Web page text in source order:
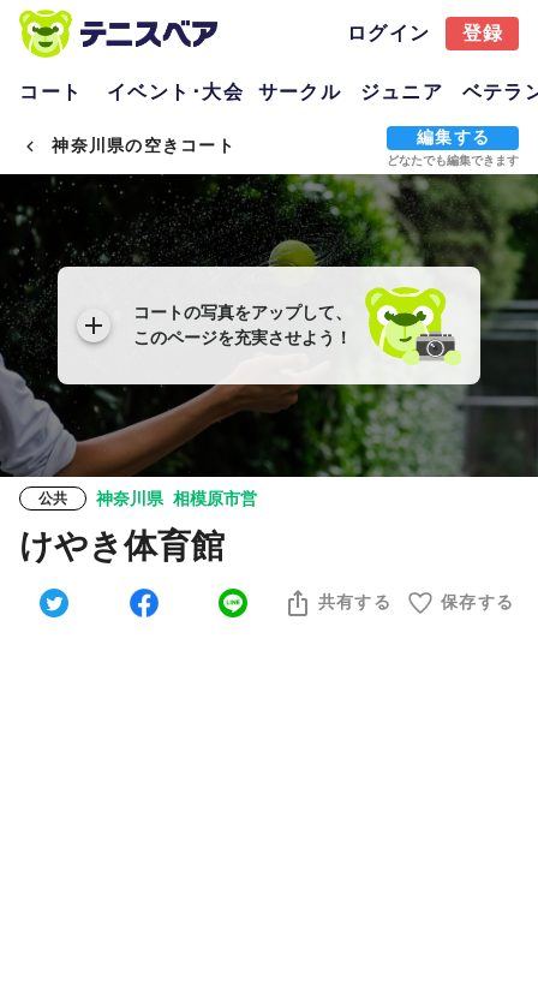
ログイン 登録
コート イベント･大会 サークル ジュニア ベテラ
神奈川県の空きコート 編集する
どなたでも編集できます
コートの写真をアップして、
このページを充実させよう！
公共 神奈川県 相模原市営
けやき体育館
共有する 保存する